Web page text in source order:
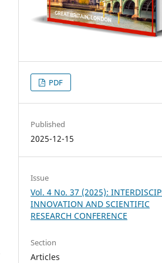
PDF
Published
2025-12-15
Issue
Vol. 4 No. 37 (2025):
INNOVATION AND SCIENTIFIC
RESEARCH CONFERENCE
Section
Articles